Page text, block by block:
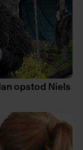
opstod Niels